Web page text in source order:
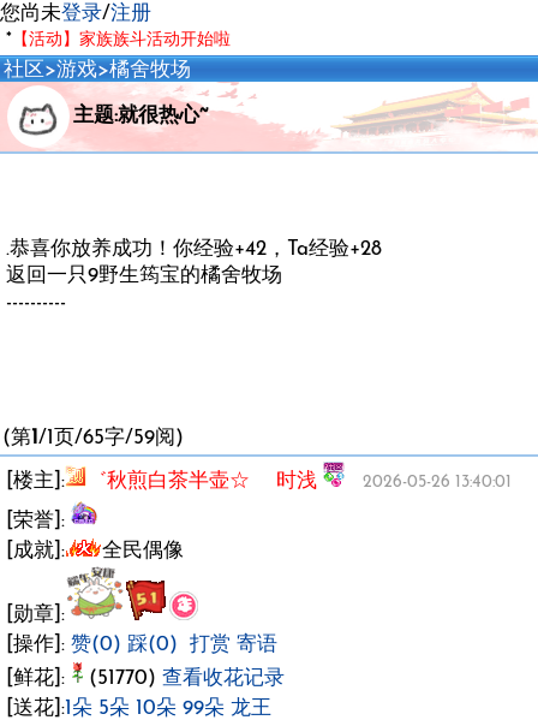
您尚未登录/注册
* 【活动】家族族斗活动开始啦
社区 >游戏>橘舍牧场
主题:就很热心~
.恭喜你放养成功！你经验+42，Ta经验+28
返回一只9野生筠宝的橘舍牧场
----------
(第1 /1页/65字/59阅)
[楼主]: ゛秋煎白茶半壶☆ 时浅 2026-05-26 13:40:01
[荣誉]:
[成就]:
全民偶像
[勋章]:
[操作]: 赞(0) 踩(0) 打赏 寄语
[鲜花]:
(51770) 查看收花记录
[送花]:1朵 5朵 10朵 99朵 龙王